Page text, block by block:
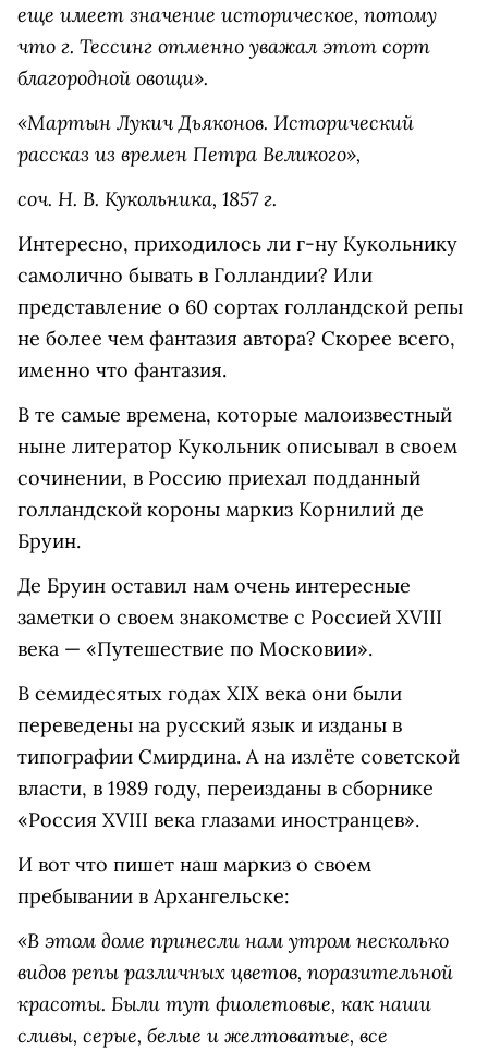
еще имеет значение историческое, потому
что г. Тессинг отменно уважал этот сорт
благородной овощи».
«Мартын Лукич Дьяконов. Исторический
рассказ из времен Петра Великого»,
соч. Н. В. Кукольника, 1857 г.
Интересно, приходилось ли г-ну Кукольнику
самолично бывать в Голландии? Или
представление о 60 сортах голландской репы
не более чем фантазия автора? Скорее всего,
именно что фантазия.
В те самые времена, которые малоизвестный
ныне литератор Кукольник описывал в своем
сочинении, в Россию приехал подданный
голландской короны маркиз Корнилий де
Бруин.
Де Бруин оставил нам очень интересные
заметки о своем знакомстве с Россией XVIII
века — «Путешествие по Московии».
В семидесятых годах XIX века они были
переведены на русский язык и изданы в
типографии Смирдина. А на излёте советской
власти, в 1989 году, переизданы в сборнике
«Россия XVIII века глазами иностранцев».
И вот что пишет наш маркиз о своем
пребывании в Архангельске:
«В этом доме принесли нам утром несколько
видов репы различных цветов, поразительной
красоты. Были тут фиолетовые, как наши
сливы, серые, белые и желтоватые, все